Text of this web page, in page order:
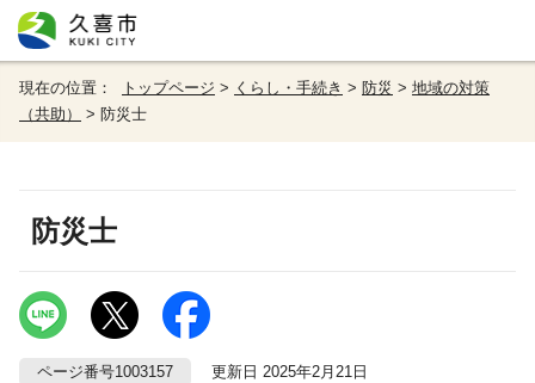
現在の位置： トップページ > くらし・手続き > 防災 > 地域の対策
（共助）
> 防災士
防災士
ページ番号1003157 更新日 2025年2月21日